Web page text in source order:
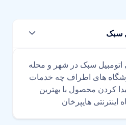
سبک
اتومبیل سبک در شهر و محله
های اطراف چه خدمات
کردن محصول با بهترین
هایپرخان